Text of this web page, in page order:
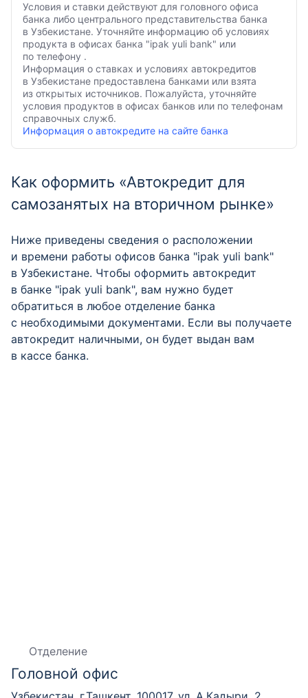
Условия и ставки действуют для головного офиса
банка либо центрального представительства банка
в Узбекистане. Уточняйте информацию об условиях
продукта в офисах банка "ipak yuli bank" или
по телефону .
Информация о ставках и условиях автокредитов
в Узбекистане предоставлена банками или взята
из открытых источников. Пожалуйста, уточняйте
условия продуктов в офисах банков или по телефонам
справочных служб.
Информация о автокредите на сайте банка
Как оформить «Автокредит для
самозанятых на вторичном рынке»
Ниже приведены сведения о расположении
и времени работы офисов банка "ipak yuli bank"
в Узбекистане. Чтобы оформить автокредит
в банке "ipak yuli bank", вам нужно будет
обратиться в любое отделение банка
с необходимыми документами. Если вы получаете
автокредит наличными, он будет выдан вам
в кассе банка.
Отделение
Головной офис